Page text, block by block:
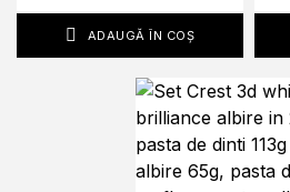
ADAUGĂ ÎN COȘ